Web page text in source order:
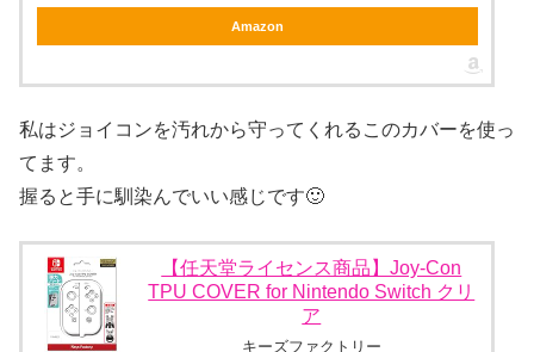
Amazon
私はジョイコンを汚れから守ってくれるこのカバーを使っ
てます。
握ると手に馴染んでいい感じです🙂
【任天堂ライセンス商品】Joy-Con
TPU COVER for Nintendo Switch クリ
ア
キーズファクトリー